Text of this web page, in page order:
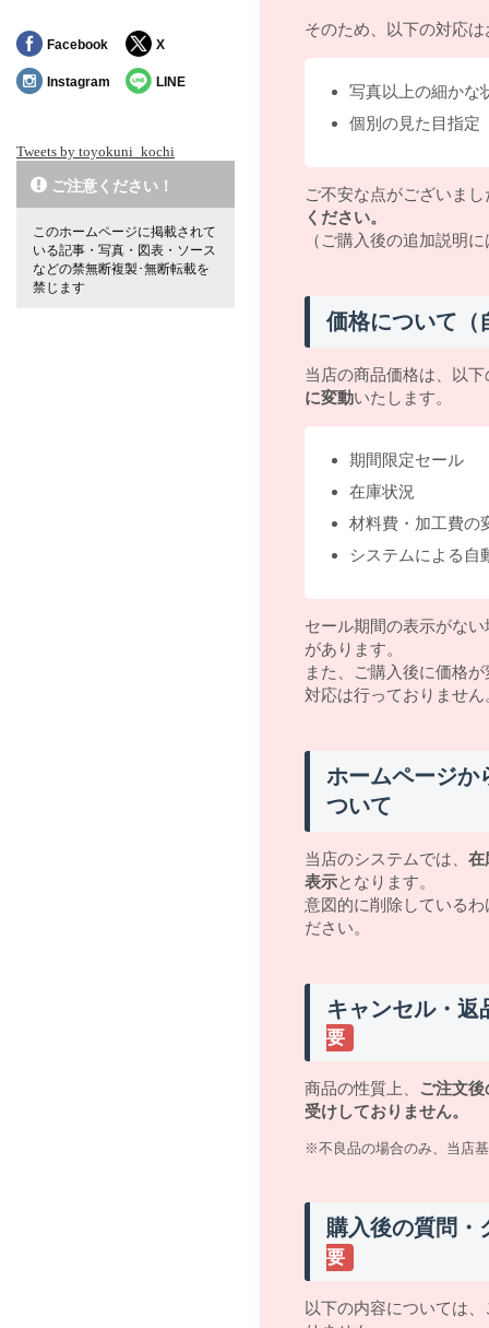
そのため、以下の対応
写真以上の細かな
個別の見た目指定
ご不安な点がございまし
ください。
（ご購入後の追加説明
価格について（
当店の商品価格は、以
に変動いたします。
期間限定セール
在庫状況
材料費・加工費の
システムによる自
セール期間の表示がな
があります。
また、ご購入後に価格
対応は行っておりません
ホームページか
ついて
当店のシステムでは、 在
表示となります。
意図的に削除している
ださい。
キャンセル・返
要
商品の性質上、 ご注文
受けしておりません。
※不良品の場合のみ、当店
購入後の質問・
要
以下の内容については
Facebook X
Instagram LINE
Tweets by toyokuni_kochi
ご注意ください！
このホームページに掲載されて
いる記事・写真・図表・ソース
などの禁無断複製･無断転載を
禁じます